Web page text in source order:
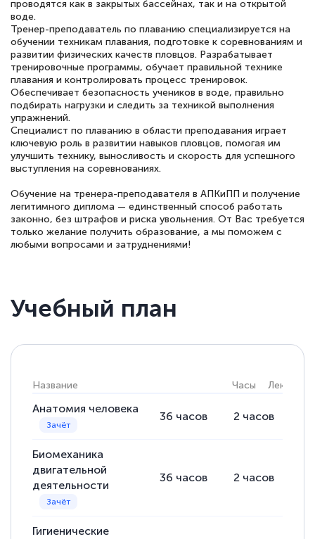
проводятся как в закрытых бассейнах, так и на открытой
воде.
Тренер-преподаватель по плаванию специализируется на
обучении техникам плавания, подготовке к соревнованиям и
развитии физических качеств пловцов. Разрабатывает
тренировочные программы, обучает правильной технике
плавания и контролировать процесс тренировок.
Обеспечивает безопасность учеников в воде, правильно
подбирать нагрузки и следить за техникой выполнения
упражнений.
Специалист по плаванию в области преподавания играет
ключевую роль в развитии навыков пловцов, помогая им
улучшить технику, выносливость и скорость для успешного
выступления на соревнованиях.
Обучение на тренера-преподавателя в АПКиПП и получение
легитимного диплома — единственный способ работать
законно, без штрафов и риска увольнения. От Вас требуется
только желание получить образование, а мы поможем с
любыми вопросами и затруднениями!
Учебный план
Название Часы Лекции
Анатомия человека
36 часов 2 часов
Биомеханика
двигательной
деятельности
36 часов 2 часов
Гигиенические